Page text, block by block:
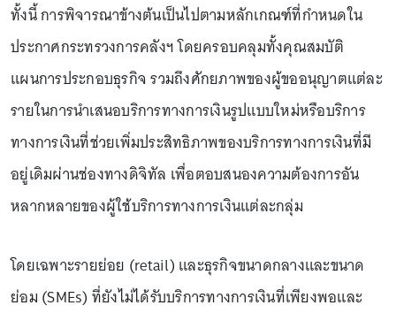
ทั้งนี้ การพิจารณาข้างต้นเป็นไปตามหลักเกณฑ์ที่กำหนดใน
ประกาศกระทรวงการคลังฯ โดยครอบคลุมทั้งคุณสมบัติ
แผนการประกอบธุรกิจ รวมถึงศักยภาพของผู้ขออนุญาตแต่ละ
รายในการนำเสนอบริการทางการเงินรูปแบบใหม่หรือบริการ
ทางการเงินที่ช่วยเพิ่มประสิทธิภาพของบริการทางการเงินที่มี
อยู่เดิมผ่านช่องทางดิจิทัล เพื่อตอบสนองความต้องการอัน
หลากหลายของผู้ใช้บริการทางการเงินแต่ละกลุ่ม
โดยเฉพาะรายย่อย (retail) และธุรกิจขนาดกลางและขนาด
ย่อม (SMEs) ที่ยังไม่ได้รับบริการทางการเงินที่เพียงพอและ